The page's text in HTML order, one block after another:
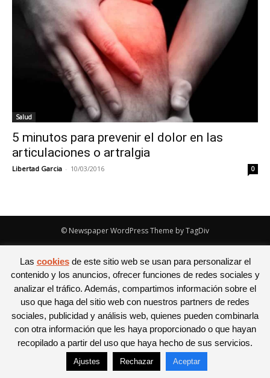
Salud
5 minutos para prevenir el dolor en las
articulaciones o artralgia
Libertad Garcia - 10/03/2016 0
© Newspaper WordPress Theme by TagDiv
Las cookiesde este sitio web se usan para personalizar el
contenido y los anuncios, ofrecer funciones de redes sociales y
analizar el tráfico. Además, compartimos información sobre el
uso que haga del sitio web con nuestros partners de redes
sociales, publicidad y análisis web, quienes pueden combinarla
con otra información que les haya proporcionado o que hayan
recopilado a partir del uso que haya hecho de sus servicios.
Ajustes Rechazar Aceptar